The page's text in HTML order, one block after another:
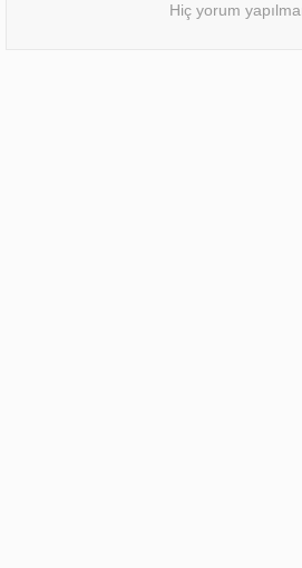
Hiç yorum